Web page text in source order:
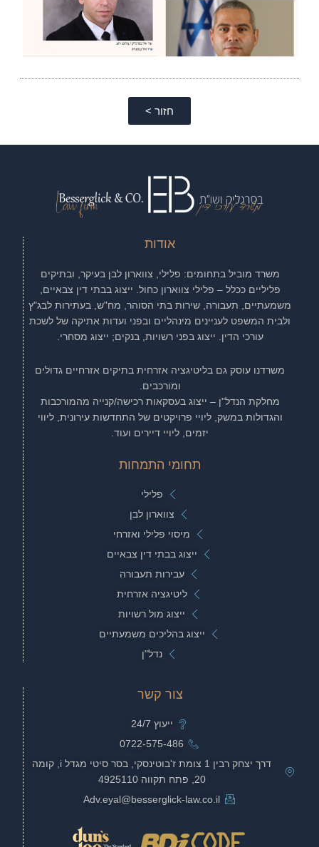
חזור >
אודות
משרד מוביל בתחומים: פלילי, צווארון לבן בעיקר, ובתיקים
פליליים ככלל – פלילי צווארון כחול. ייצוג בבתי דין צבאיים,
משמעתיים, תעבורה, שירות בתי הסוהר, מח"ש, בעתירות לבג"ץ
ולבית המשפט לעניינים מינהליים ובפני ועדות אתיקה של לשכת
עורכי הדין. ייצוג בפני רשויות, בנקים; ייצוג מסחרי.
משרדנו עוסק גם בליטיגציה אזרחית בתיקים אזרחיים גדולים
ומורכבים.
מחלקת הנדל"ן – ייצוג בעסקאות רכישה/קנייה מהמורכבות
והגדולות במשק, ליויי פרויקטים של התחדשות עירונית, ליווי
יזמים, ליויי דיירים ועוד.
תחומי התמחות
פלילי
צווארון לבן
מיסוי פלילי ואזרחי
ייצוג בבתי דין צבאיים
עבירות תעבורה
ליטיגציה אזרחית
ייצוג מול רשויות
ייצוג בהליכים משמעתיים
נדל"ן
צור קשר
ייעוץ 24/7
0722-575-486
דרך יצחק רבין 1 צומת ז'בוטינסקי, בסר סיטי מגדל i, קומה
20, פתח תקווה 4925110
Adv.eyal@besserglick-law.co.il